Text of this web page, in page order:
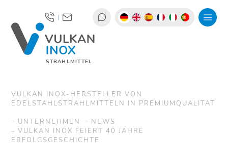
STRAHLMITTEL
|
VULKAN INOX-HERSTELLER VON
EDELSTAHLSTRAHLMITTELN IN PREMIUMQUALITÄT
UNTERNEHMEN
NEWS
VULKAN INOX FEIERT 40 JAHRE
ERFOLGSGESCHICHTE